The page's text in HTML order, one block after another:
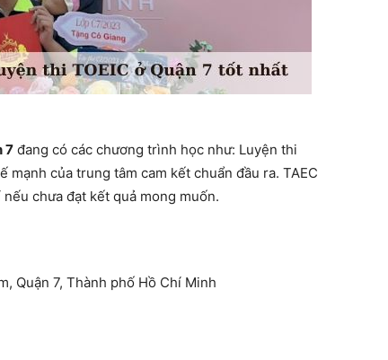
7 đang có các chương trình học như: Luyện thi
mạnh của trung tâm cam kết chuẩn đầu ra. TAEC
chưa đạt kết quả mong muốn.
Quận 7, Thành phố Hồ Chí Minh